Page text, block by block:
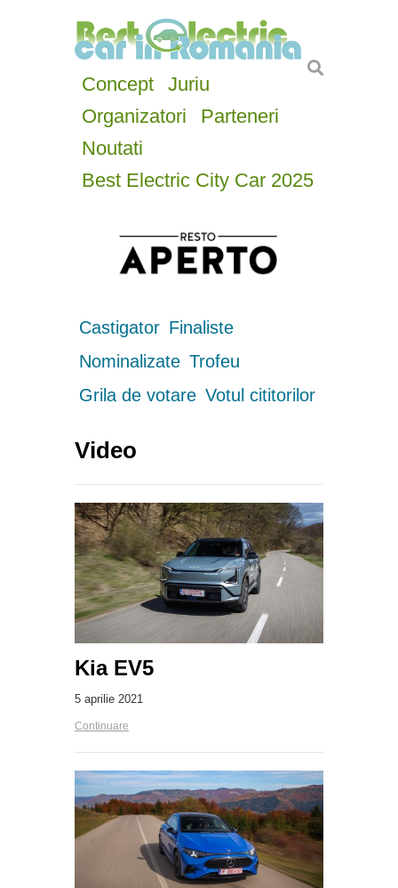
Concept
Juriu
Organizatori
Parteneri
Noutati
Best Electric City Car 2025
Castigator Finaliste
Nominalizate Trofeu
Grila de votare Votul cititorilor
Video
Kia EV5
5 aprilie 2021
Continuare